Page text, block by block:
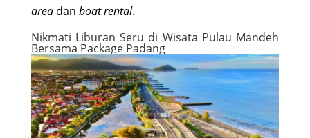
areadan boat rental.
Nikmati Liburan Seru di Wisata Pulau Mandeh
Bersama Package Padang